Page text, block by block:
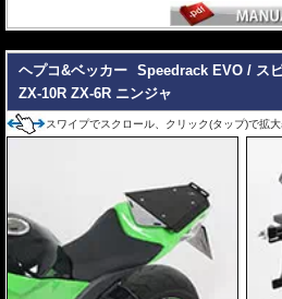
大きな
niversal
ヘプコ&ベッカー トップケース ジャーニ
タイプが搭載可能
マルチベーシック / MultiBASIC for
すれば、 ヘプコ&ベッカー タンク / リアバ
搭載可能
※Speedrack EVOの標準推奨耐荷重は7.5kg
なる場合があります。この場合はマニュアル
ヘプコ&ベッカー
Speedrack EVO / ス
ZX-10R ZX-6R ニンジャ
スワイプでスクロール、クリック(タップ)で拡